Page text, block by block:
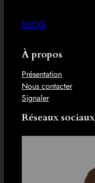
BLOG
À propos
Présentation
Nous contacter
Signaler
Réseaux sociaux